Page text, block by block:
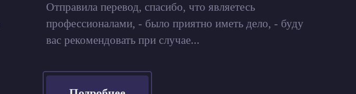
Отправила перевод, спасибо, что являетесь
профессионалами, - было приятно иметь дело, - буду
вас рекомендовать при случае...